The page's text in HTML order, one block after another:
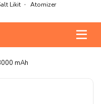
Likit Atomizer
mAh